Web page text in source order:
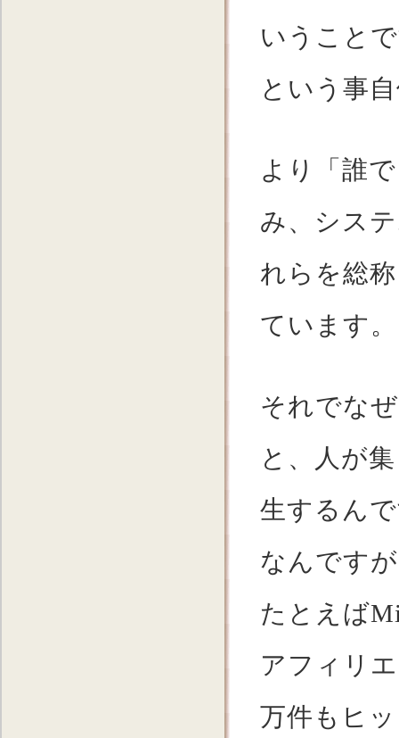
いうこと
という事
より「誰
み、シス
れらを総
ています。
それでな
と、人が
生するん
なんです
たとえば
アフィリ
万件もヒ